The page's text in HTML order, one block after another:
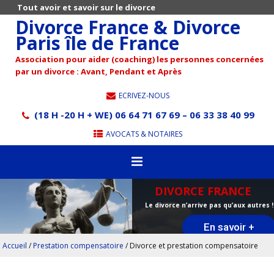
Tout avoir et savoir sur le divorce
Divorce France & Divorce
Paris île de France
Association pour aider (coaching) les personnes concernées
par un divorce : Avant, Pendant et Après
ECRIVEZ-NOUS
(18 H -20 H + WE) 06 64 71 67 69 – 06 33 38 40 99
AVOCATS & NOTAIRES
DIVORCE FRANCE
Le divorce n’arrive pas qu’aux autres !
En savoir +
Accueil / Prestation compensatoire / Divorce et prestation compensatoire